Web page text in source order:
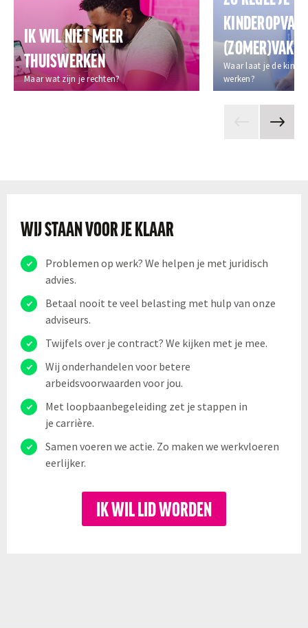
IK WIL NIET MEER
THUISWERKEN
Maar wat zijn je rechten?
Waar laat je de
werken?
WIJ STAAN VOOR JE KLAAR
Problemen op werk? We helpen je met juridisch
advies.
Betaal nooit te veel belasting met hulp van onze
adviseurs.
Twijfels over je contract? We kijken met je mee.
Wij onderhandelen voor betere
arbeidsvoorwaarden voor jou.
Met loopbaanbegeleiding zet je stappen in
je carrière.
Samen voeren we actie. Zo maken we werkvloeren
eerlijker.
IK WIL LID WORDEN